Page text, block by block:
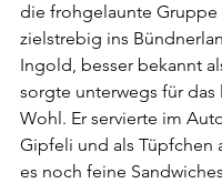
die frohgelaunte Gruppe
zielstrebig ins
Ingold, besser bekannt
sorgte unterwegs für das
Wohl. Er servierte im
Gipfeli und als Tüpfchen
es noch feine